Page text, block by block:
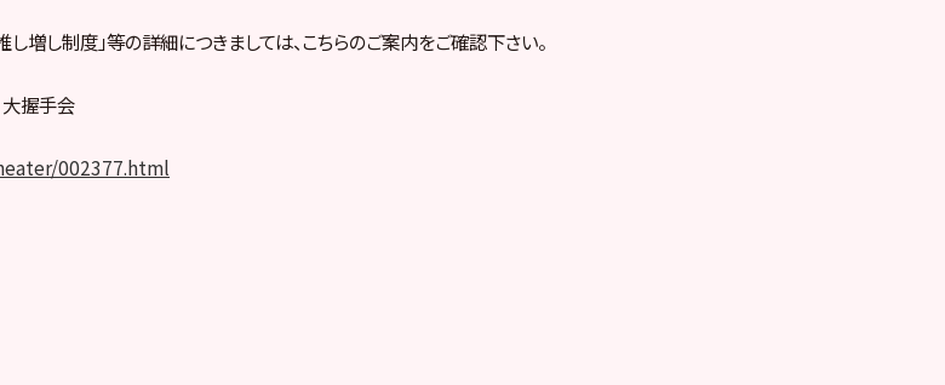
増し制度」等の詳細につきましては、こちらのご案内をご確認下さい。
大握手会
002377.html